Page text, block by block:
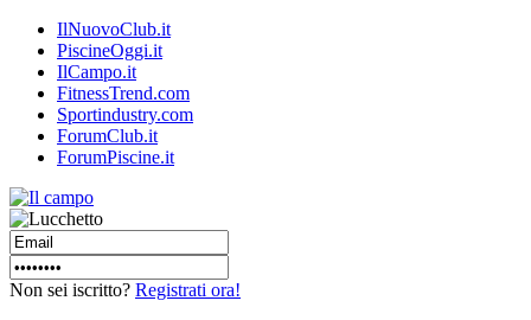
IlNuovoClub.it
PiscineOggi.it
IlCampo.it
FitnessTrend.com
Sportindustry.com
ForumClub.it
ForumPiscine.it
Non sei iscritto? Registrati ora!